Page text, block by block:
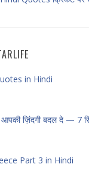
in Hindi
आपकी ज़िंदगी बदल दे — 7
Part 3 in Hindi